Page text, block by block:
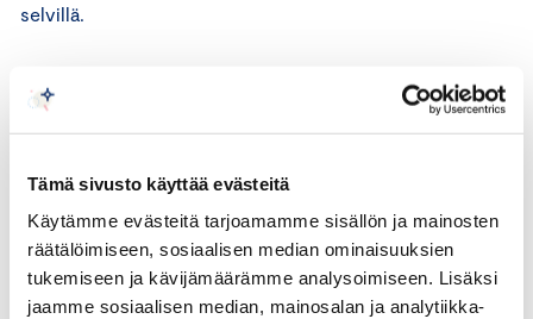
Tämä sivusto käyttää evästeitä
Käytämme evästeitä tarjoamamme sisällön ja mainosten
räätälöimiseen, sosiaalisen median ominaisuuksien
tukemiseen ja kävijämäärämme analysoimiseen. Lisäksi
jaamme sosiaalisen median, mainosalan ja analytiikka-
selvillä.
verotus on Suomessa jo nyt kansainvälisesti korkeaa, ja
edellinen dieselöljyn veronkorotus tuli voimaan 1.
liikennepolttonesteiden veronkorotusten siirtyminen
maantiekuljetusten hintoihin tulisi lisäämään kaupan ja
teollisuuden kustannuksia ja vaikuttamaan haitallisesti
Suomen kilpailukykyyn erityisesti tällä hetkellä